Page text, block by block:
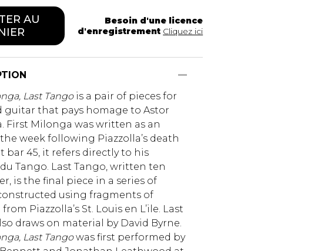
AU
Besoin d'une licence
d'enregistrement Cliquez ici
Last Tangois a pair of pieces for
guitar that pays homage to Astor
First Milonga was written as an
week following Piazzolla’s death
bar 45, it refers directly to his
Tango. Last Tango, written ten
is the final piece in a series of
using fragments of
Piazzolla’s St. Louis en L’ile. Last
draws on material by David Byrne.
Last Tangowas first performed by